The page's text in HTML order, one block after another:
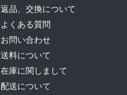
返品、交換について
よくある質問
お問い合わせ
送料について
在庫に関しまして
配送について